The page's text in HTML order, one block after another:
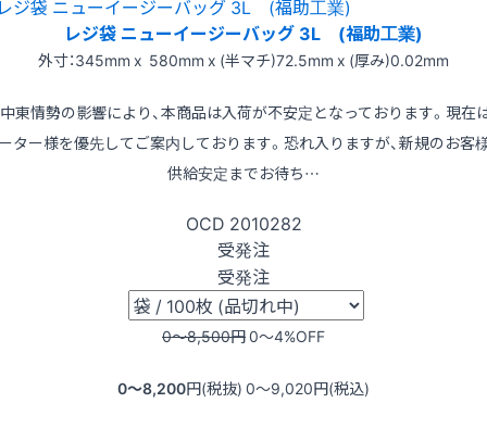
レジ袋 ニューイージーバッグ 3L (福助工業)
外寸：345mm x 580mm x (半マチ)72.5mm x (厚み)0.02mm
東情勢の影響により、本商品は入荷が不安定となっております。現在
ター様を優先してご案内しております。恐れ入りますが、新規のお客
供給安定までお待ち…
OCD 2010282
受発注
受発注
0〜8,500円0〜4%OFF
0〜8,200円(税抜) 0〜9,020円(税込)